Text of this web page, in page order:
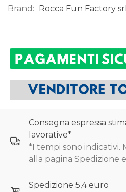
Brand:
Rocca Fun Factory srl
Consegna espressa
lavorative*
*I tempi sono indicativi.
alla pagina Spedizione
Spedizione 5,4 euro